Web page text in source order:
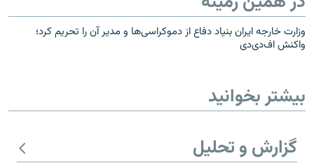
وزارت خارجه ایران بنیاد دفاع از دموکراسی‌ها و مدیر آن را تحریم کرد؛
واکنش اف‌دی‌دی
بیشتر بخوانید
گزارش و تحلیل